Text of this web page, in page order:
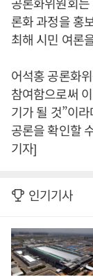
론화 과정을 홍
최해 시민 여론
어석홍 공론화
참여함으로써
기가 될 것”이
공론을 확인할
기자]
인기기사